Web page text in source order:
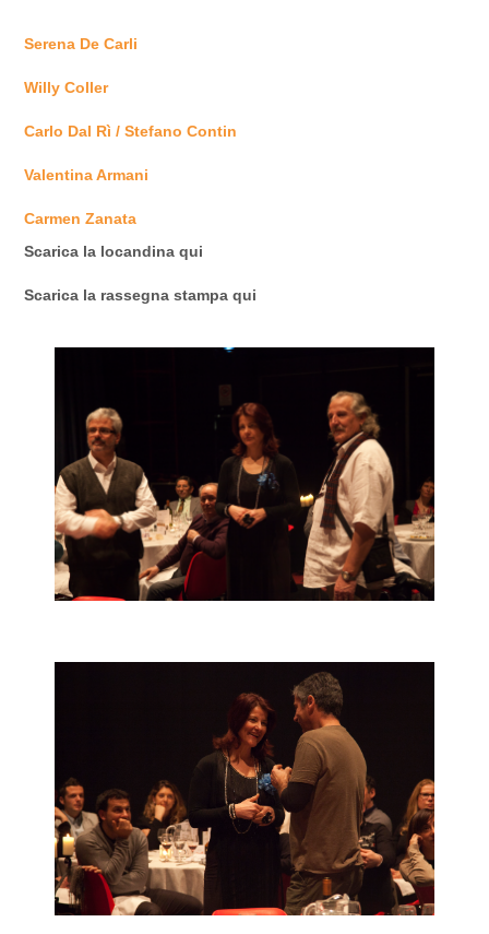
Serena De Carli
Willy Coller
Carlo Dal Rì / Stefano Contin
Valentina Armani
Carmen Zanata
Scarica la locandina qui
Scarica la rassegna stampa qui